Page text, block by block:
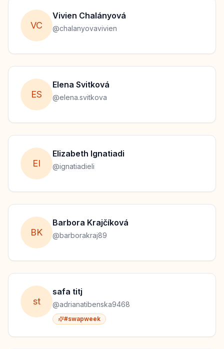
VC
Vivien Chalányová
@chalanyovavivien
ES
Elena Svitková
@elena.svitkova
EI
Elizabeth Ignatiadi
@ignatiadieli
BK
Barbora Krajčíková
@barborakraj89
st
safa titj
@adrianatibenska9468
#swapweek